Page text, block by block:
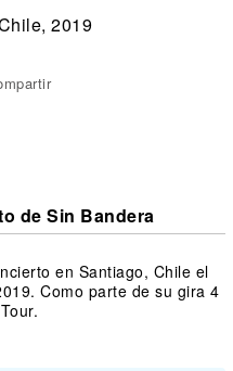
2019
de Sin Bandera
en Santiago, Chile el
Como parte de su gira 4